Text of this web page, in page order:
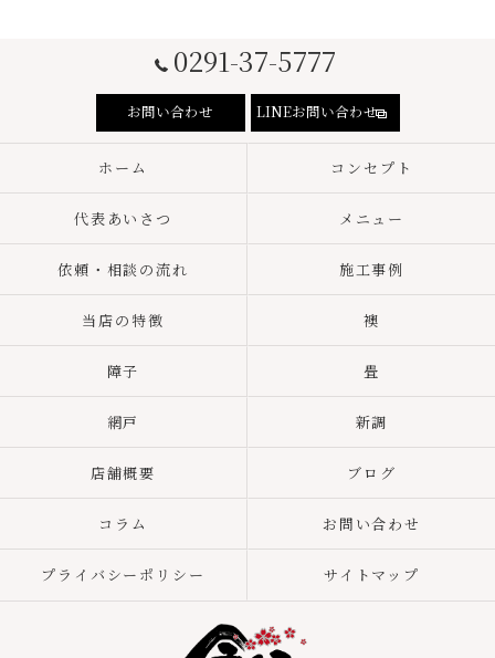
0291-37-5777
お問い合わせ LINEお問い合わせ
ホーム コンセプト
代表あいさつ メニュー
依頼・相談の流れ 施工事例
当店の特徴 襖
障子 畳
網戸 新調
店舗概要 ブログ
コラム お問い合わせ
プライバシーポリシー サイトマップ